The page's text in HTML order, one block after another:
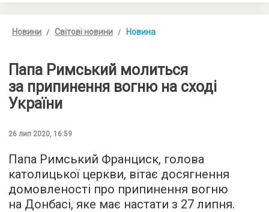
Новини Світові новини Новина
Папа Римський молиться
за припинення вогню на сході
України
26 лип 2020, 16:59
Папа Римський Франциск, голова
католицької церкви, вітає досягнення
домовленості про припинення вогню
на Донбасі, яке має настати з 27 липня.